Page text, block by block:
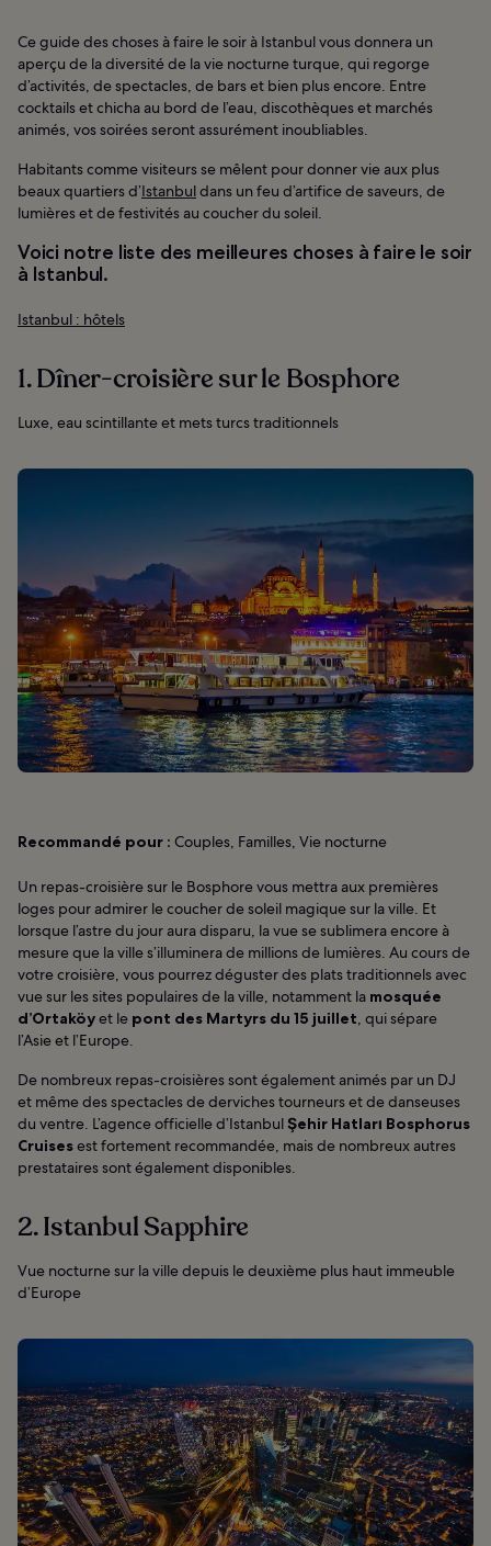
Ce guide des choses à faire le soir à Istanbul vous donnera un
aperçu de la diversité de la vie nocturne turque, qui regorge
d’activités, de spectacles, de bars et bien plus encore. Entre
cocktails et chicha au bord de l’eau, discothèques et marchés
animés, vos soirées seront assurément inoubliables.
Habitants comme visiteurs se mêlent pour donner vie aux plus
beaux quartiers d’Istanbuldans un feu d’artifice de saveurs, de
lumières et de festivités au coucher du soleil.
Voici notre liste des meilleures choses à faire le soir
à Istanbul.
Istanbul : hôtels
1. Dîner-croisière sur le Bosphore
Luxe, eau scintillante et mets turcs traditionnels
Recommandé pour : Couples, Familles, Vie nocturne
Un repas-croisière sur le Bosphore vous mettra aux premières
loges pour admirer le coucher de soleil magique sur la ville. Et
lorsque l’astre du jour aura disparu, la vue se sublimera encore à
mesure que la ville s’illuminera de millions de lumières. Au cours de
votre croisière, vous pourrez déguster des plats traditionnels avec
vue sur les sites populaires de la ville, notamment la mosquée
d’Ortaköyet le pont des Martyrs du 15 juillet, qui sépare
l’Asie et l’Europe.
De nombreux repas-croisières sont également animés par un DJ
et même des spectacles de derviches tourneurs et de danseuses
du ventre. L’agence officielle d’IstanbulŞehir Hatları Bosphorus
Cruisesest fortement recommandée, mais de nombreux autres
prestataires sont également disponibles.
2. Istanbul Sapphire
Vue nocturne sur la ville depuis le deuxième plus haut immeuble
d’Europe